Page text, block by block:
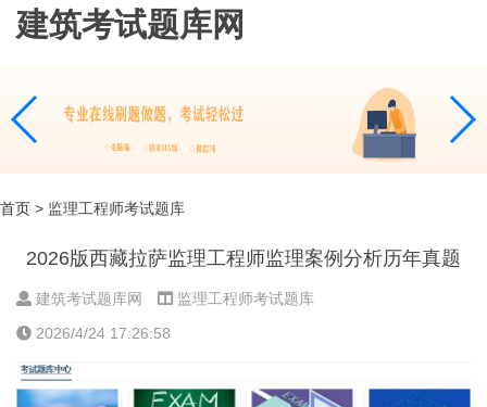
建筑考试题库网
首页 > 监理工程师考试题库
2026版西藏拉萨监理工程师监理案例分析历年真题
建筑考试题库网
监理工程师考试题库
2026/4/24 17:26:58